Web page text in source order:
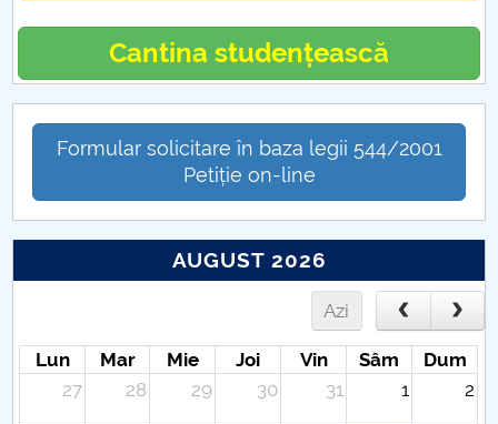
Cantina studențească
Formular solicitare în baza legii 544/2001
Petiție on-line
AUGUST 2026
Azi
Lun Mar Mie Joi Vin Sâm
Dum
27
28 29 30 31 1 2